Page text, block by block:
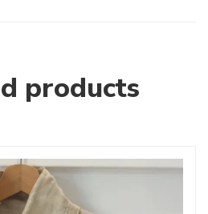
products